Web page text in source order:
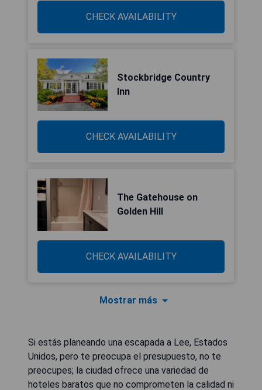
CHECK AVAILABILITY
Stockbridge Country
Inn
CHECK AVAILABILITY
The Gatehouse on
Golden Hill
CHECK AVAILABILITY
Mostrar más
Si estás planeando una escapada a Lee, Estados
Unidos, pero te preocupa el presupuesto, no te
preocupes; la ciudad ofrece una variedad de
hoteles baratos que no comprometen la calidad ni